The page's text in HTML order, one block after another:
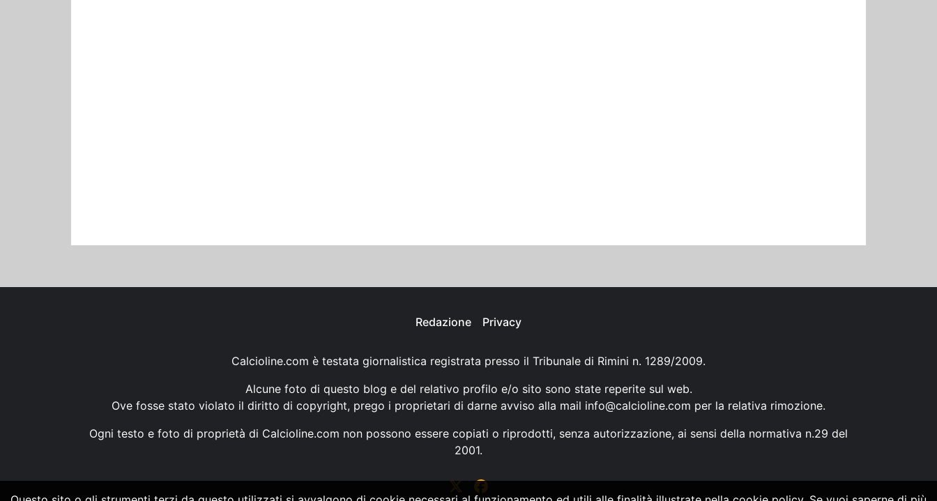
Redazione Privacy
Calcioline.com è testata giornalistica registrata presso il Tribunale di Rimini n. 1289/2009.
Alcune foto di questo blog e del relativo profilo e/o sito sono state reperite sul web.
Ove fosse stato violato il diritto di copyright, prego i proprietari di darne avviso alla mail info@calcioline.com per la relativa rimozione.
Ogni testo e foto di proprietà di Calcioline.com non possono essere copiati o riprodotti, senza autorizzazione, ai sensi della normativa n.29 del
2001.